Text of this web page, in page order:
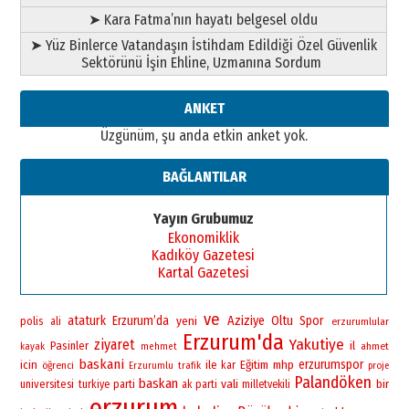
Ahmet Gökhan YAZICI
Ahmed Yesevi’den bir Alperen…
”Reisimiz” idi… Hakka yürüdü.!
26 Mart 2026 Perşembe
gönül adamı Faruk Terzioğlu!
bir vizyon proje daha!
02 Ağustos 2026 Pazar
➤ Kara Fatma’nın hayatı belgesel oldu
➤ Yüz Binlerce Vatandaşın İstihdam Edildiği Özel Güvenlik
Sektörünü İşin Ehline, Uzmanına Sordum
ANKET
Üzgünüm, şu anda etkin anket yok.
BAĞLANTILAR
Yayın Grubumuz
Ekonomiklik
Kadıköy Gazetesi
Kartal Gazetesi
polis ali ataturk Erzurum’da yeni ve Aziziye Oltu Spor erzurumlular
kayak Pasinler ziyaret mehmet Erzurum'da Yakutiye il ahmet
icin öğrenci baskani Erzurumlu trafik ile kar Eğitim mhp erzurumspor proje
universitesi turkiye parti baskan ak parti vali milletvekili Palandöken bir